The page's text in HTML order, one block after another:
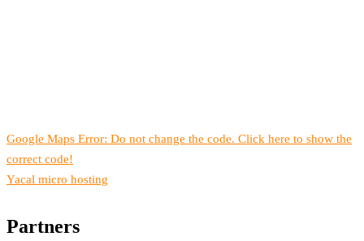
Google Maps Error: Do not change the code. Click here to show the
correct code!
Yacal micro hosting
Partners